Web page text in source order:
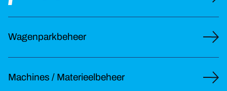
Wagenparkbeheer
Machines / Materieelbeheer